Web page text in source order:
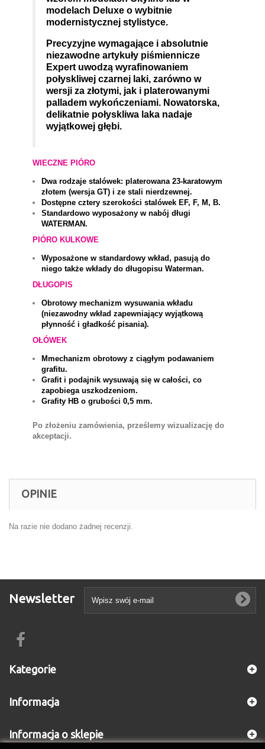
modelach Deluxe o wybitnie
modernistycznej stylistyce.
Precyzyjne wymagające i absolutnie
niezawodne artykuły piśmiennicze
Expert uwodzą wyrafinowaniem
połyskliwej czarnej laki, zarówno w
wersji za złotymi, jak i platerowanymi
palladem wykończeniami. Nowatorska,
delikatnie połyskliwa laka nadaje
wyjątkowej głębi.
WIECZNE PIÓRO
Dwa rodzaje stalówek: platerowana 23-karatowym
złotem (wersja GT) i ze stali nierdzewnej.
Dostępne cztery szerokości stalówek EF, F, M, B.
Standardowo wyposażony w nabój długi
WATERMAN.
PIÓRO KULKOWE
Wyposażone w standardowy wkład, pasują do
niego także wkłady do długopisu Waterman.
DŁUGOPIS
Obrotowy mechanizm wysuwania wkładu
(niezawodny wkład zapewniający wyjątkową
płynność i gładkość pisania).
OŁÓWEK
Mmechanizm obrotowy z ciągłym podawaniem
grafitu.
Grafit i podajnik wysuwają się w całości, co
zapobiega uszkodzeniom.
Grafity HB o grubości 0,5 mm.
Po złożeniu zamówienia, prześlemy wizualizację do
akceptacji.
OPINIE
Na razie nie dodano żadnej recenzji.
Newsletter
Kategorie
Informacja
Informacja o sklepie